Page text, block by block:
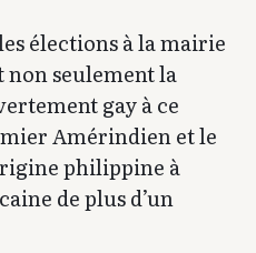
élections à la mairie
non seulement la
gay à ce
Amérindien et le
philippine à
de plus d’un